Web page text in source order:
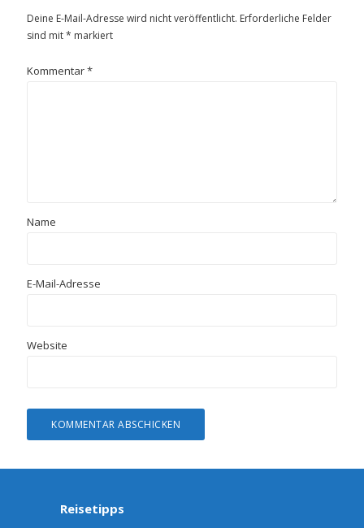
Deine E-Mail-Adresse wird nicht veröffentlicht. Erforderliche Felder
sind mit* markiert
Kommentar*
Name
E-Mail-Adresse
Website
Reisetipps